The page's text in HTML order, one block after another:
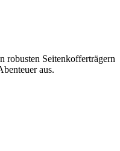
robusten Seitenkofferträgern
aus.